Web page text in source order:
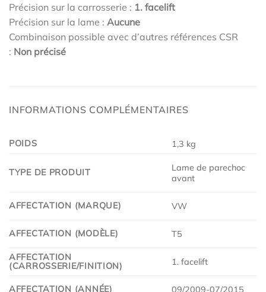
Précision sur la carrosserie : 1. facelift
Précision sur la lame : Aucune
Combinaison possible avec d’autres références CSR
: Non précisé
INFORMATIONS COMPLÉMENTAIRES
POIDS 1,3 kg
TYPE DE PRODUIT
Lame de parechoc
avant
AFFECTATION (MARQUE) VW
AFFECTATION (MODÈLE) T5
AFFECTATION
(CARROSSERIE/FINITION)
1. facelift
AFFECTATION (ANNÉE)